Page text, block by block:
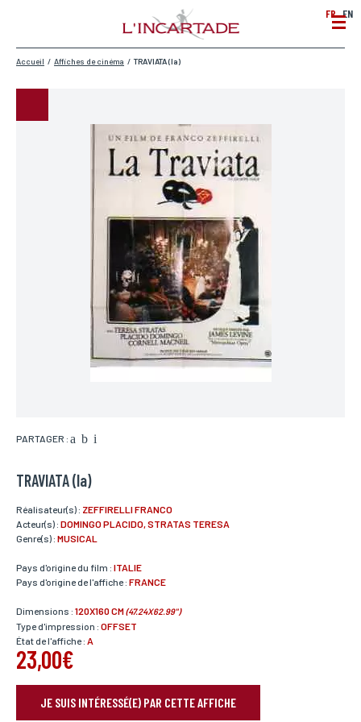
FR EN
Accueil / Affiches de cinéma / TRAVIATA (la)
PARTAGER :
TRAVIATA (la)
Réalisateur(s) : ZEFFIRELLI FRANCO
Acteur(s) : DOMINGO PLACIDO, STRATAS TERESA
Genre(s) : MUSICAL
Pays d'origine du film : ITALIE
Pays d'origine de l'affiche : FRANCE
Dimensions : 120X160 CM(47.24X62.99")
Type d'impression : OFFSET
État de l'affiche : A
23,00€
JE SUIS INTÉRESSÉ(E) PAR CETTE AFFICHE